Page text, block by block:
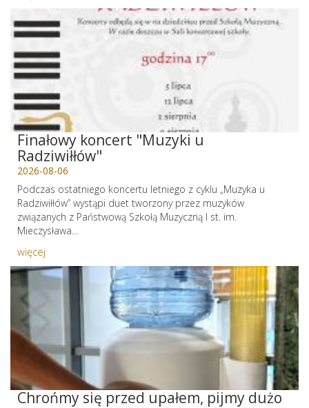
Finałowy koncert "Muzyki u
Radziwiłłów"
2026-08-06
Podczas ostatniego koncertu letniego z cyklu „Muzyka u
Radziwiłłów” wystąpi duet tworzony przez muzyków
związanych z Państwową Szkołą Muzyczną I st. im.
Mieczysława...
więcej
Chrońmy się przed upałem, pijmy dużo